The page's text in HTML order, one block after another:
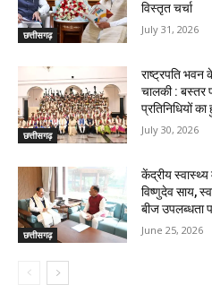
छत्तीसगढ़
विस्तृत चर्चा
July 31, 2026
छत्तीसगढ़
राष्ट्रपति
चालकी :
प्रतिनिधियों
July 30, 2026
छत्तीसगढ़
केंद्रीय
विष्णुदेव साय,
बीज उपलब्धता
June 25, 2026